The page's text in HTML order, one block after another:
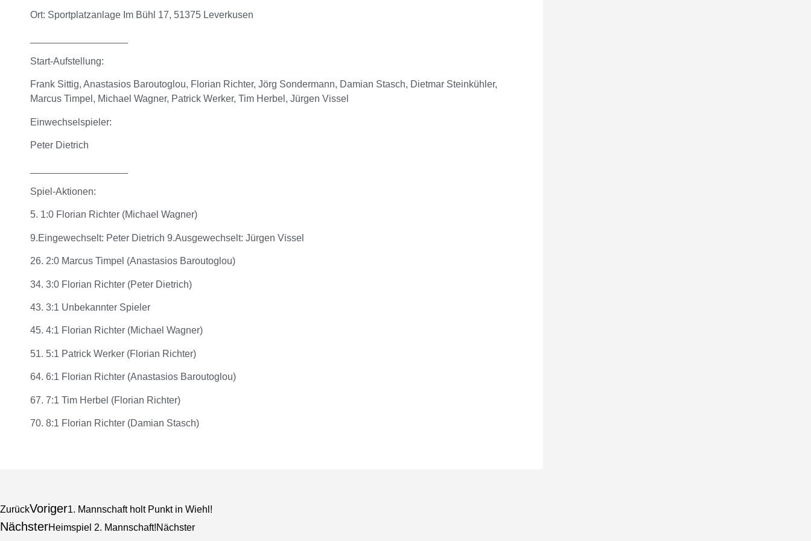
Ort: Sportplatzanlage Im Bühl 17, 51375 Leverkusen
Start-Aufstellung:
Frank Sittig, Anastasios Baroutoglou, Florian Richter, Jörg Sondermann, Damian Stasch, Dietmar Steinkühler,
Marcus Timpel, Michael Wagner, Patrick Werker, Tim Herbel, Jürgen Vissel
Einwechselspieler:
Peter Dietrich
Spiel-Aktionen:
5. 1:0 Florian Richter (Michael Wagner)
9.Eingewechselt: Peter Dietrich 9.Ausgewechselt: Jürgen Vissel
26. 2:0 Marcus Timpel (Anastasios Baroutoglou)
34. 3:0 Florian Richter (Peter Dietrich)
43. 3:1 Unbekannter Spieler
45. 4:1 Florian Richter (Michael Wagner)
51. 5:1 Patrick Werker (Florian Richter)
64. 6:1 Florian Richter (Anastasios Baroutoglou)
67. 7:1 Tim Herbel (Florian Richter)
70. 8:1 Florian Richter (Damian Stasch)
ZurückVoriger1. Mannschaft holt Punkt in Wiehl!
NächsterHeimspiel 2. Mannschaft!Nächster